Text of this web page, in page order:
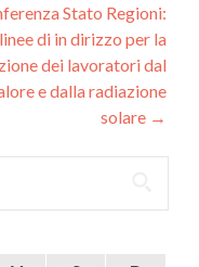
Stato Regioni:
linee di in dirizzo per la
dei lavoratori dal
e dalla radiazione
solare →